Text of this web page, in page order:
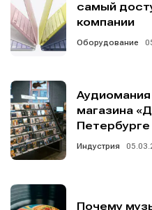
самый
компании
Оборудование
магазина
Петербурге
Индустрия
Почему